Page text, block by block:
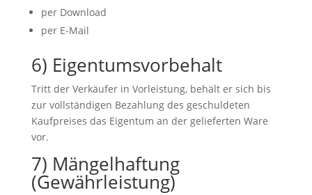
per Download
per E-Mail
6) Eigentumsvorbehalt
Tritt der Verkäufer in Vorleistung, behält er sich bis
zur vollständigen Bezahlung des geschuldeten
Kaufpreises das Eigentum an der gelieferten Ware
vor.
7) Mängelhaftung
(Gewährleistung)